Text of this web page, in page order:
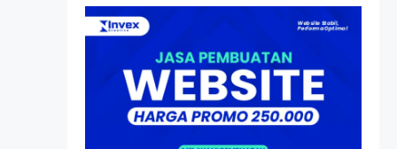
Atas Speedboat-nya, Kini
Ia Menjadi Nakhoda PPU
Artikel
HP Dopod U1000, Laptop
Mini yang Mendahului
Zaman Sebelum Era